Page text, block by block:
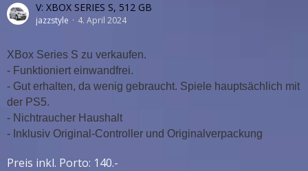
V: XBOX SERIES S, 512 GB
jazzstyle 4. April 2024
XBox Series S zu verkaufen.
- Funktioniert einwandfrei.
- Gut erhalten, da wenig gebraucht. Spiele hauptsächlich mit
der PS5.
- Nichtraucher Haushalt
- Inklusiv Original-Controller und Originalverpackung
Preis inkl. Porto: 140.-